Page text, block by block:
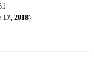
17, 2018)